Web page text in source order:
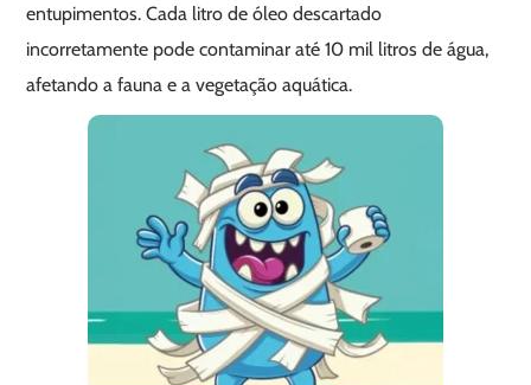
entupimentos. Cada litro de óleo descartado
incorretamente pode contaminar até 10 mil litros de água,
afetando a fauna e a vegetação aquática.